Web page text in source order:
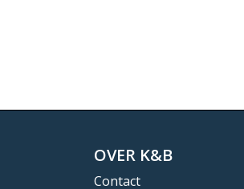
OVER K&B
Contact